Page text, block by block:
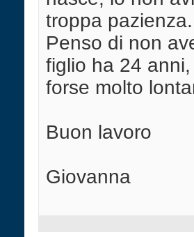
troppa pazienza.
Penso di non
figlio ha 24
forse molto
Buon lavoro
Giovanna